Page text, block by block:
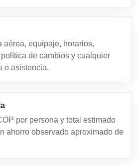
aérea, equipaje, horarios,
de cambios y cualquier
o asistencia.
por persona y total estimado
ahorro observado aproximado de